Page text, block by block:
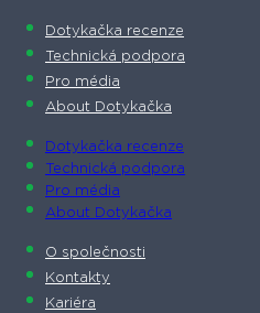
Dotykačka recenze
Technická podpora
Pro média
About Dotykačka
Dotykačka recenze
Technická podpora
Pro média
About Dotykačka
O společnosti
Kontakty
Kariéra